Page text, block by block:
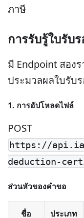
ภาษี
การรับรู้ใบรับ
มี Endpoint สอง
ประมวลผลใบรับ
1. การอัปโหลดไฟล์
POST
https://
deduction-
ส่วนหัวของคำขอ
ชื่อ ประเภท